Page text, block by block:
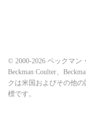
© 2000-2026 ベックマン
Beckman Coulter、
クは米国およびその他の
標です。